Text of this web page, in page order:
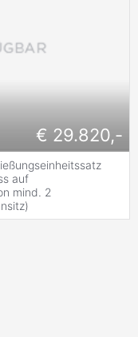
€ 29.820,-
auf
mind. 2